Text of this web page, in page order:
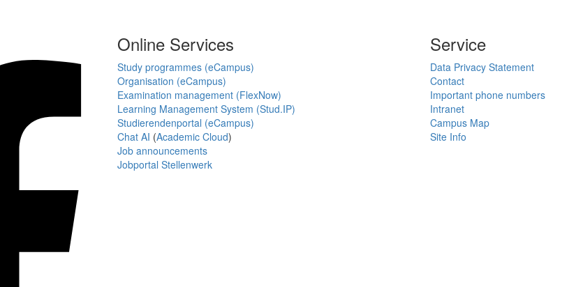
Online Services
Study programmes (eCampus)
Organisation (eCampus)
Examination management (FlexNow)
Learning Management System (Stud.IP)
Studierendenportal (eCampus)
Chat AI (Academic Cloud)
Job announcements
Jobportal Stellenwerk
Service
Data Privacy Statement
Contact
Important phone numbers
Intranet
Campus Map
Site Info